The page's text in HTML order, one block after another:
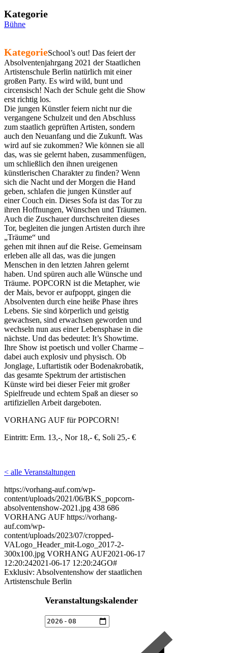
Kategorie
Bühne
School’s out! Das feiert der
Absolventenjahrgang 2021 der Staatlichen
Artistenschule Berlin natürlich mit einer
großen Party. Es wird wild, bunt und
circensisch! Nach der Schule geht die Show
erst richtig los.
Die jungen Künstler feiern nicht nur die
vergangene Schulzeit und den Abschluss
zum staatlich geprüften Artisten, sondern
auch den Neuanfang und die Zukunft. Was
wird auf sie zukommen? Wie können sie all
das, was sie gelernt haben, zusammenfügen,
um schließlich den ihnen ureigenen
künstlerischen Charakter zu finden? Wenn
sich die Nacht und der Morgen die Hand
geben, schlafen die jungen Künstler auf
einer Couch ein. Dieses Sofa ist das Tor zu
ihren Hoffnungen, Wünschen und Träumen.
Auch die Zuschauer durchschreiten dieses
Tor, begleiten die jungen Artisten durch ihre
„Träume“ und
gehen mit ihnen auf die Reise. Gemeinsam
erleben alle all das, was die jungen
Menschen in den letzten Jahren gelernt
haben. Und spüren auch alle Wünsche und
Träume. POPCORN ist die Metapher, wie
der Mais, bevor er aufpoppt, gingen die
Absolventen durch eine heiße Phase ihres
Lebens. Sie sind körperlich und geistig
gewachsen, sind erwachsen geworden und
wechseln nun aus einer Lebensphase in die
nächste. Und das bedeutet: It’s Showtime.
Ihre Show ist poetisch und voller Charme –
dabei auch explosiv und physisch. Ob
Jonglage, Luftartistik oder Bodenakrobatik,
das gesamte Spektrum der artistischen
Künste wird bei dieser Feier mit großer
Spielfreude und echtem Spaß an dieser so
artifiziellen Arbeit dargeboten.
VORHANG AUF für POPCORN!
Eintritt: Erm. 13,-, Nor 18,- €, Soli 25,- €
< alle Veranstaltungen
https://vorhang-auf.com/wp-
content/uploads/2021/06/BKS_popcorn-
absolventenshow-2021.jpg 438 686
VORHANG AUF https://vorhang-
auf.com/wp-
content/uploads/2023/07/cropped-
VALogo_Header_mit-Logo_2017-2-
300x100.jpg VORHANG AUF2021-06-17
12:20:242021-06-17 12:20:24GO#
Exklusiv: Absolventenshow der staatlichen
Artistenschule Berlin
Veranstaltungskalender